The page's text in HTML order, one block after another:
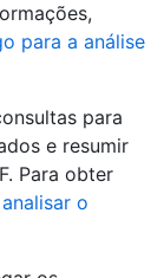
para a análise
para
e resumir
Para obter
o